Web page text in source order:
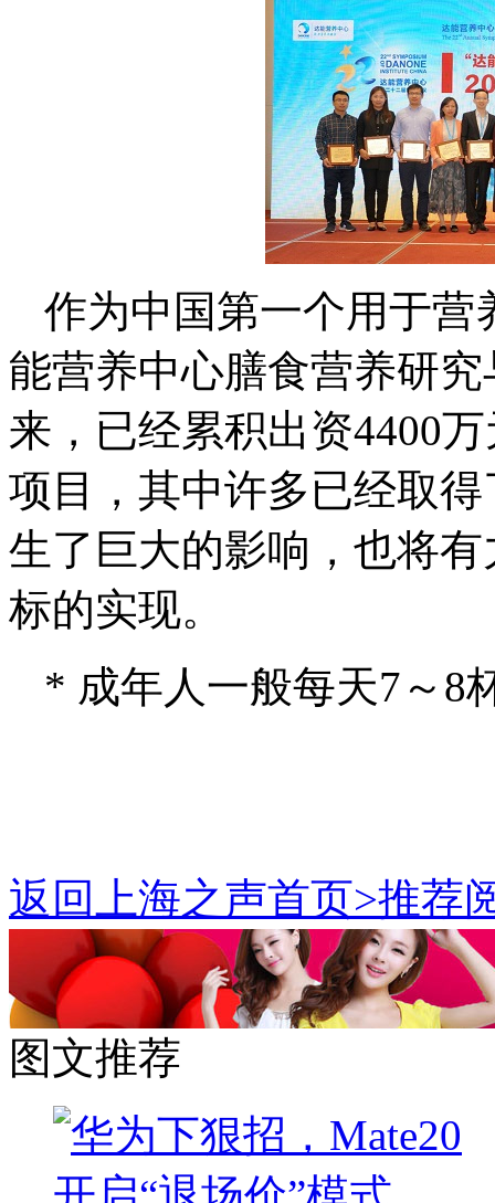
作为中国第一个用于营
能营养中心膳食营养研
来，已经累积出资4400
项目，其中许多已经取
生了巨大的影响，也将有
标的实现。
* 成年人一般每天7～8
返回上海之声首页>推荐
图文推荐